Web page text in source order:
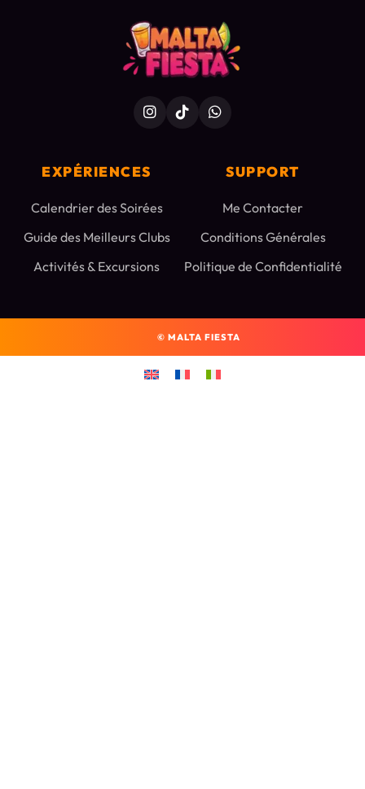
EXPÉRIENCES
Calendrier des Soirées
Guide des Meilleurs Clubs
Activités & Excursions
SUPPORT
Me Contacter
Conditions Générales
Politique de Confidentialité
© MALTA FIESTA